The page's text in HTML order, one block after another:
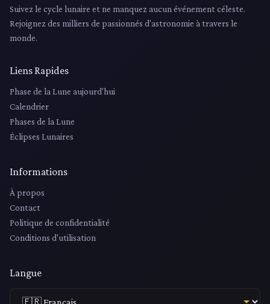
Suivez le cycle lunaire et ne manquez aucun événement céleste.
Rejoignez des milliers de passionnés d'astronomie à travers le
monde.
Liens Rapides
Phase de la Lune aujourd'hui
Calendrier
Phases de la Lune
Éclipses Lunaires
Informations
À propos
Contact
Politique de confidentialité
Conditions d'utilisation
Langue